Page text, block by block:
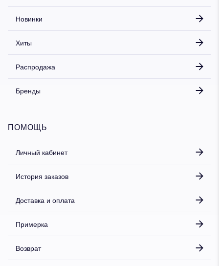
Новинки
Хиты
Распродажа
Бренды
ПОМОЩЬ
Личный кабинет
История заказов
Доставка и оплата
Примерка
Возврат